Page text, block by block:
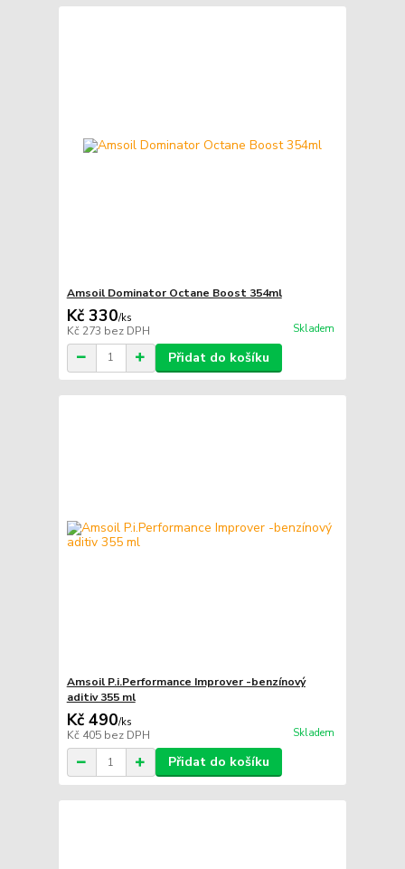
Amsoil Dominator Octane Boost 354ml
Kč 330/ks
Kč 273 bez DPH Skladem
Přidat do košíku
Amsoil P.i.Performance Improver -benzínový
aditiv 355 ml
Kč 490/ks
Kč 405 bez DPH Skladem
Přidat do košíku